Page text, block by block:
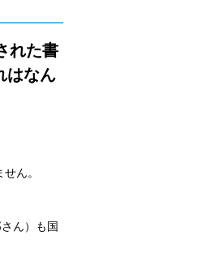
れた書
はなん
ん。
ん）も国